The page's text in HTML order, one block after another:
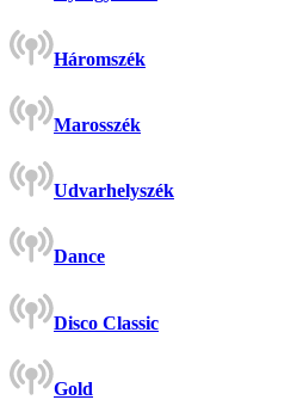
Háromszék
Marosszék
Udvarhelyszék
Dance
Disco Classic
Gold